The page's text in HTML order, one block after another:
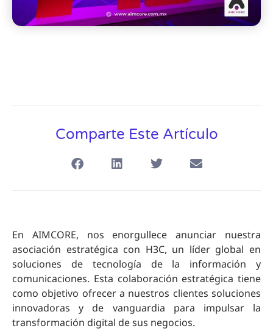
Comparte Este Artículo
En AIMCORE, nos enorgullece anunciar nuestra
asociación estratégica con H3C, un líder global en
soluciones de tecnología de la información y
comunicaciones. Esta colaboración estratégica tiene
como objetivo ofrecer a nuestros clientes soluciones
innovadoras y de vanguardia para impulsar la
transformación digital de sus negocios.